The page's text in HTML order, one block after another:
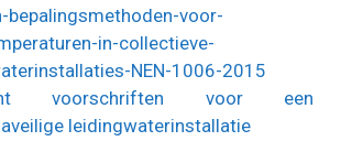
bepalingsmethoden-voor-
in-collectieve-
NEN-1006-2015
voorschriften voor een
leidingwaterinstallatie